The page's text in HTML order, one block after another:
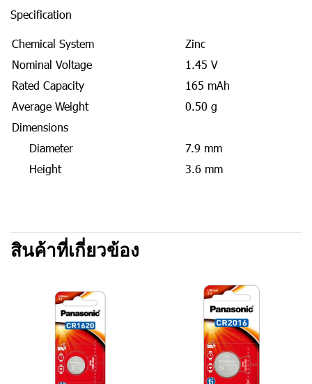
Specification
Chemical System
Zinc
Nominal Voltage
1.45 V
Rated Capacity
165 mAh
Average Weight
0.50 g
Dimensions
Diameter
7.9 mm
Height
3.6 mm
สินค้าที่เกี่ยวข้อง